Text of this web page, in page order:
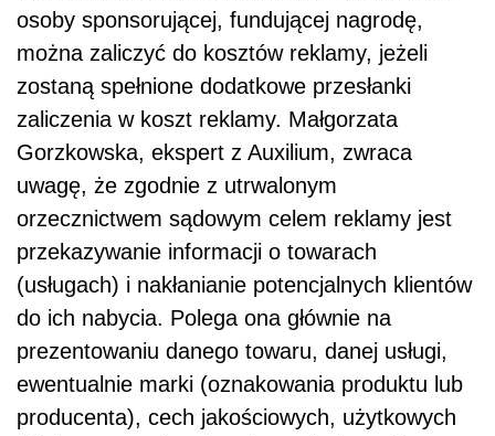
osoby sponsorującej, fundującej nagrodę,
można zaliczyć do kosztów reklamy, jeżeli
zostaną spełnione dodatkowe przesłanki
zaliczenia w koszt reklamy. Małgorzata
Gorzkowska, ekspert z Auxilium, zwraca
uwagę, że zgodnie z utrwalonym
orzecznictwem sądowym celem reklamy jest
przekazywanie informacji o towarach
(usługach) i nakłanianie potencjalnych klientów
do ich nabycia. Polega ona głównie na
prezentowaniu danego towaru, danej usługi,
ewentualnie marki (oznakowania produktu lub
producenta), cech jakościowych, użytkowych